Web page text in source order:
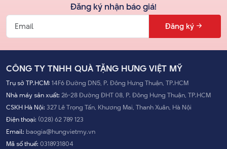
Đăng ký nhận báo giá!
Đăng ký
CÔNG TY TNHH QUÀ TẶNG HƯNG VIỆT MỸ
Trụ sở TP.HCM: 14F6 Đường DN5, P. Đông Hưng Thuận, TP.HCM
Nhà máy sản xuất: 26-28 Đường ĐHT 08, P. Đông Hưng Thuận, TP.HCM
CSKH Hà Nội: 327 Lê Trọng Tấn, Khương Mai, Thanh Xuân, Hà Nội
Điện thoại: (028) 62 789 123
Email: baogia@hungvietmy.vn
Mã số thuế: 0318931804